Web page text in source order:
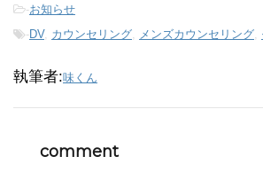
-お知らせ
-DV, カウンセリング, メンズカウンセリング,
執筆者:味くん
comment